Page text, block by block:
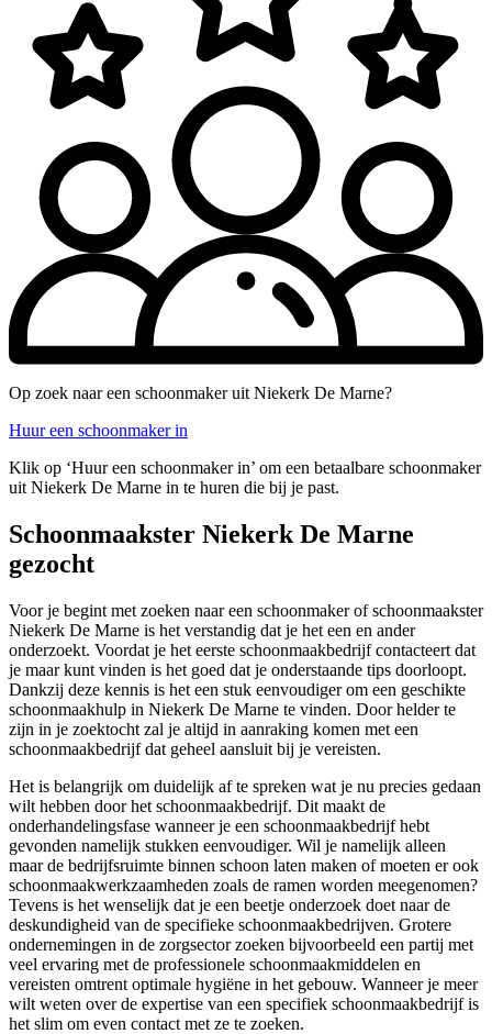
Op zoek naar een schoonmaker uit Niekerk De Marne?
Huur een schoonmaker in
Klik op ‘Huur een schoonmaker in’ om een betaalbare schoonmaker
uit Niekerk De Marne in te huren die bij je past.
Schoonmaakster Niekerk De Marne
gezocht
Voor je begint met zoeken naar een schoonmaker of schoonmaakster
Niekerk De Marne is het verstandig dat je het een en ander
onderzoekt. Voordat je het eerste schoonmaakbedrijf contacteert dat
je maar kunt vinden is het goed dat je onderstaande tips doorloopt.
Dankzij deze kennis is het een stuk eenvoudiger om een geschikte
schoonmaakhulp in Niekerk De Marne te vinden. Door helder te
zijn in je zoektocht zal je altijd in aanraking komen met een
schoonmaakbedrijf dat geheel aansluit bij je vereisten.
Het is belangrijk om duidelijk af te spreken wat je nu precies gedaan
wilt hebben door het schoonmaakbedrijf. Dit maakt de
onderhandelingsfase wanneer je een schoonmaakbedrijf hebt
gevonden namelijk stukken eenvoudiger. Wil je namelijk alleen
maar de bedrijfsruimte binnen schoon laten maken of moeten er ook
schoonmaakwerkzaamheden zoals de ramen worden meegenomen?
Tevens is het wenselijk dat je een beetje onderzoek doet naar de
deskundigheid van de specifieke schoonmaakbedrijven. Grotere
ondernemingen in de zorgsector zoeken bijvoorbeeld een partij met
veel ervaring met de professionele schoonmaakmiddelen en
vereisten omtrent optimale hygiëne in het gebouw. Wanneer je meer
wilt weten over de expertise van een specifiek schoonmaakbedrijf is
het slim om even contact met ze te zoeken.